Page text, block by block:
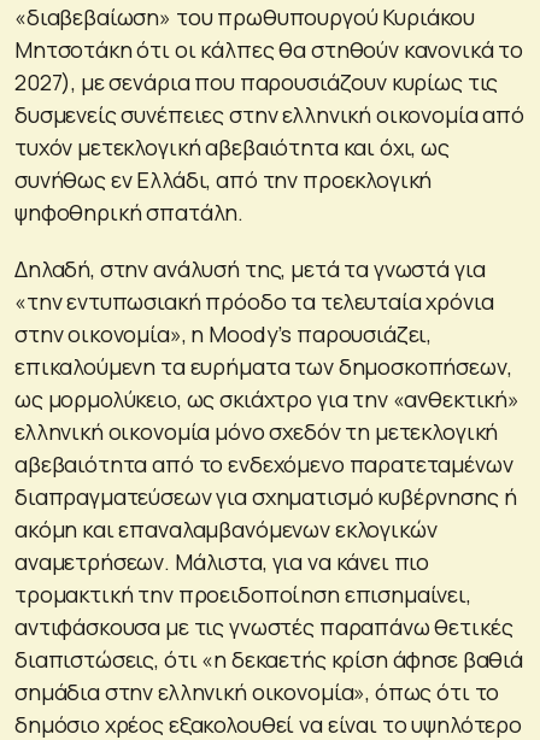
«διαβεβαίωση» του πρωθυπουργού Κυριάκου
Μητσοτάκη ότι οι κάλπες θα στηθούν κανονικά το
2027), με σενάρια που παρουσιάζουν κυρίως τις
δυσμενείς συνέπειες στην ελληνική οικονομία από
τυχόν μετεκλογική αβεβαιότητα και όχι, ως
συνήθως εν Ελλάδι, από την προεκλογική
ψηφοθηρική σπατάλη.
Δηλαδή, στην ανάλυσή της, μετά τα γνωστά για
«την εντυπωσιακή πρόοδο τα τελευταία χρόνια
στην οικονομία», η Moody’s παρουσιάζει,
επικαλούμενη τα ευρήματα των δημοσκοπήσεων,
ως μορμολύκειο, ως σκιάχτρο για την «ανθεκτική»
ελληνική οικονομία μόνο σχεδόν τη μετεκλογική
αβεβαιότητα από το ενδεχόμενο παρατεταμένων
διαπραγματεύσεων για σχηματισμό κυβέρνησης ή
ακόμη και επαναλαμβανόμενων εκλογικών
αναμετρήσεων. Μάλιστα, για να κάνει πιο
τρομακτική την προειδοποίηση επισημαίνει,
αντιφάσκουσα με τις γνωστές παραπάνω θετικές
διαπιστώσεις, ότι «η δεκαετής κρίση άφησε βαθιά
σημάδια στην ελληνική οικονομία», όπως ότι το
δημόσιο χρέος εξακολουθεί να είναι το υψηλότερο